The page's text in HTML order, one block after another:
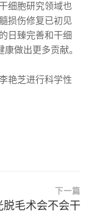
细胞研究领域也
损伤修复已初见
日臻完善和干细
做出更多贡献。
艳芝进行科学性
下一篇
脱毛术会不会干